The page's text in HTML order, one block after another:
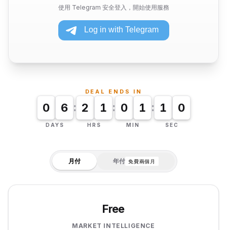
使用 Telegram 安全登入，開始使用服務
DEAL ENDS IN
0 6
DAYS
: 2 1
HRS
: 0 1
MIN
: 0 8
SEC
月付 年付 免費兩個月
Free
MARKET INTELLIGENCE